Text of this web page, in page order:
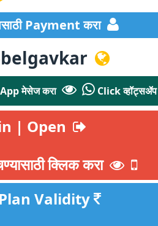
Payment करा
मेसेज करा Click व्हॉट्सॲप
| Open
क्लिक करा
Validity